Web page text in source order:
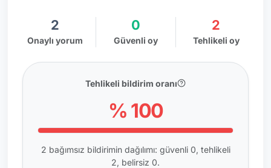
2
Onaylı yorum
0
Güvenli oy
2
Tehlikeli oy
Tehlikeli bildirim oranı
% 100
2 bağımsız bildirimin dağılımı: güvenli 0, tehlikeli
2, belirsiz 0.